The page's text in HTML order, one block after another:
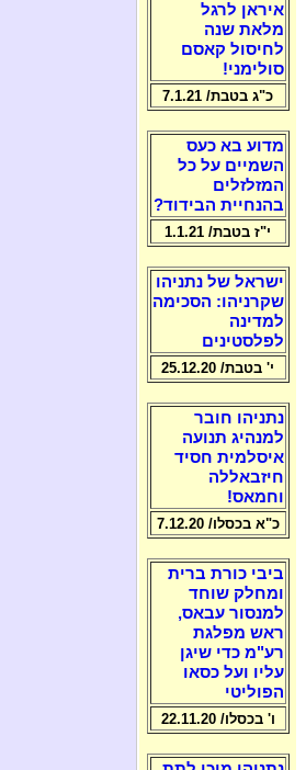
איראן לרגל
מלאת שנה
לחיסול קאסם
סולימני!
כ"ג בטבת/ 7.1.21
מדוע בא כעס
השמיים על כל
המזלזלים
בהנחיית הבידוד?
י"ז בטבת/ 1.1.21
ישראל של נתניהו
שקרניהו: הסכימה
למדינה
לפלסטינים
י' בטבת/ 25.12.20
נתניהו חובר
למנהיג תנועה
איסלמית חסיד
חיזבאללה
וחמאס!
כ"א בכסלו/ 7.12.20
ביבי כורת ברית
ומחלק שוחד
למנסור עבאס,
ראש מפלגת
רע"מ כדי שיגן
עליו ועל כסאו
הפוליטי
ו' בכסלו/ 22.11.20